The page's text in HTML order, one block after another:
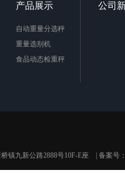
产品展示
自动重量分选秤
重量选别机
食品动态检重秤
公司
镇九新公路2888号10F-E座 | 备案号